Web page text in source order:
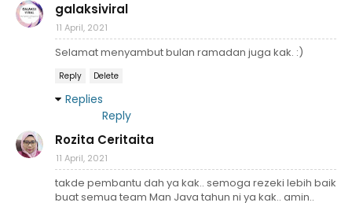
galaksiviral
11 April, 2021
Selamat menyambut bulan ramadan juga kak. :)
Reply Delete
Replies
Reply
Rozita Ceritaita
11 April, 2021
takde pembantu dah ya kak.. semoga rezeki lebih baik
buat semua team Man Java tahun ni ya kak.. amin..